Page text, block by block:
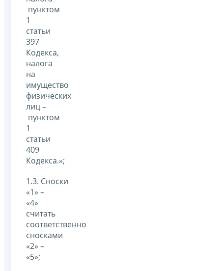
пунктом
1
статьи
397
Кодекса,
налога
на
имущество
физических
лиц –
пунктом
1
статьи
409
Кодекса.»;
1.3. Сноски
«1» –
«4»
считать
соответственно
сносками
«2» –
«5»;